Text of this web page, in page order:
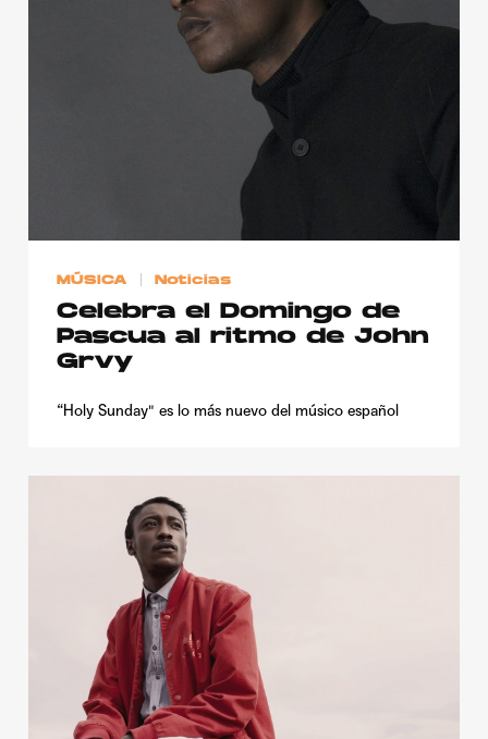
MÚSICA Noticias
Celebra el Domingo de
Pascua al ritmo de John
Grvy
“Holy Sunday" es lo más nuevo del músico español